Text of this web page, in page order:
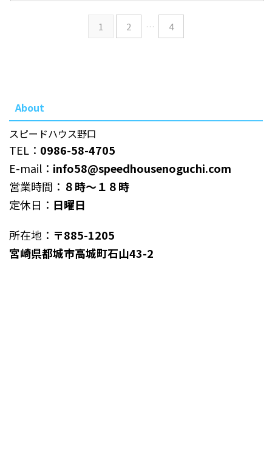
1 2 … 4
About
スピードハウス野口
TEL： 0986-58-4705
E-mail： info58@speedhousenoguchi.com
営業時間： ８時～１８時
定休日： 日曜日
所在地： 〒885-1205
宮崎県都城市高城町石山43-2